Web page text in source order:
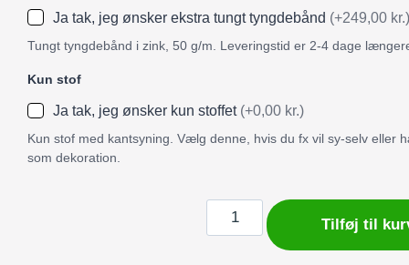
Ja tak, jeg ønsker ekstra tungt tyngdebånd (+249,00 kr.)
Tungt tyngdebånd i zink, 50 g/m. Leveringstid er 2-4 dage
Kun stof
Ja tak, jeg ønsker kun stoffet (+0,00 kr.)
Kun stof med kantsyning. Vælg denne, hvis du fx vil sy-selv eller
som dekoration.
Badeforhæng
/
Bruseforhæng
Tilføj til